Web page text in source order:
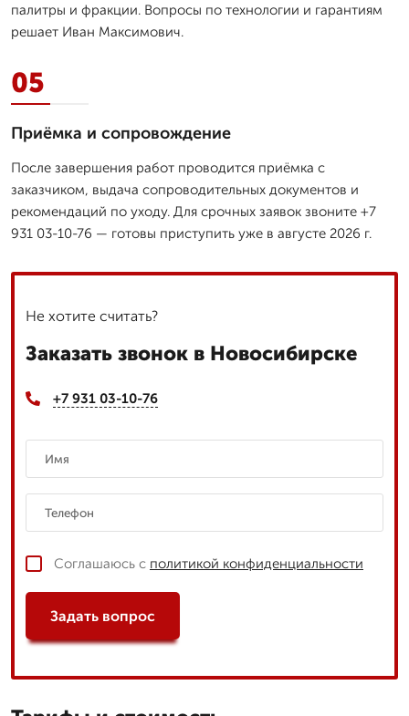
палитры и фракции. Вопросы по технологии и гарантиям
решает Иван Максимович.
05
Приёмка и сопровождение
После завершения работ проводится приёмка с
заказчиком, выдача сопроводительных документов и
рекомендаций по уходу. Для срочных заявок звоните +7
931 03-10-76 — готовы приступить уже в августе 2026 г.
Не хотите считать?
Заказать звонок в Новосибирске
+7 931 03-10-76
Соглашаюсь с политикой конфиденциальности
Задать вопрос